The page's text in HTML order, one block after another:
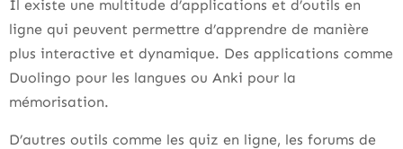
Il existe une multitude d’applications et d’outils en
ligne qui peuvent permettre d’apprendre de manière
plus interactive et dynamique. Des applications comme
Duolingo pour les langues ou Anki pour la
mémorisation.
D’autres outils comme les quiz en ligne, les forums de